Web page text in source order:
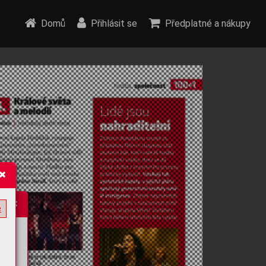
Domů Přihlásit se Předplatné a nákupy